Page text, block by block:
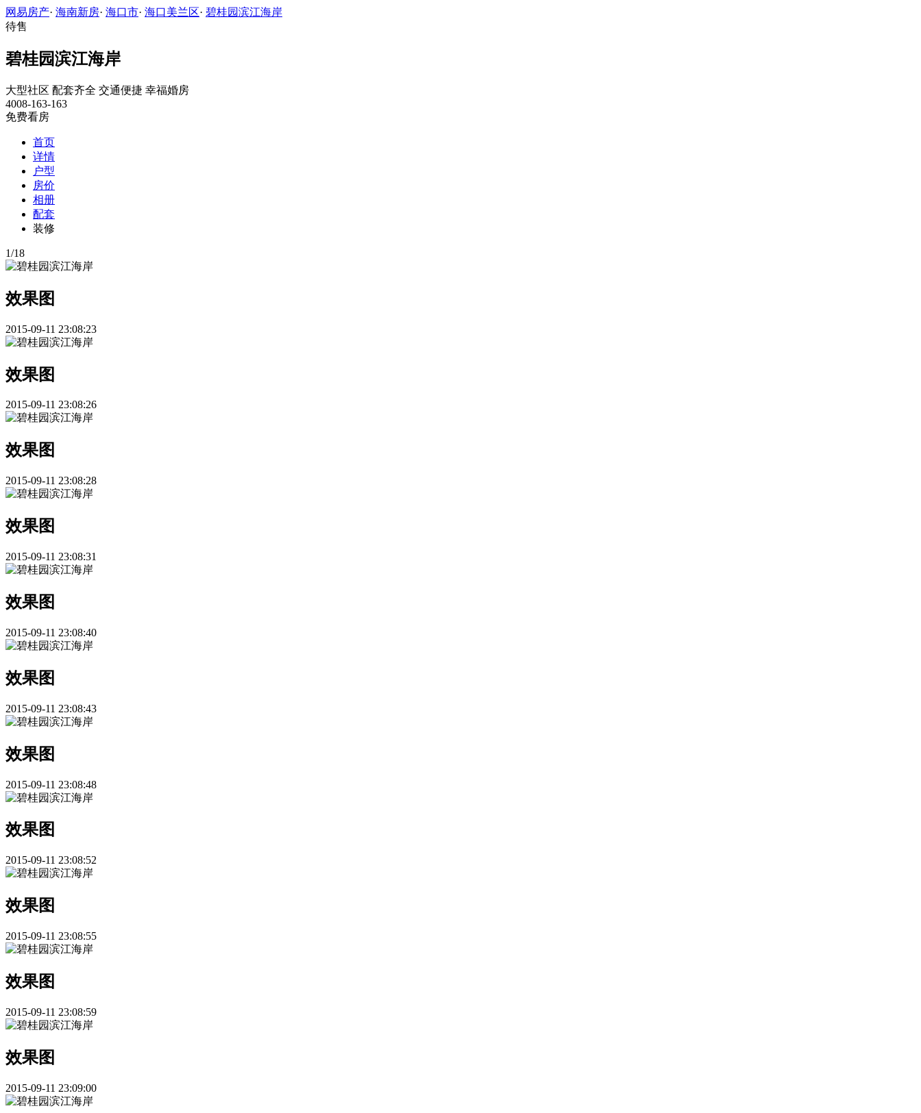
网易房产· 海南新房· 海口市· 海口美兰区· 碧桂园滨江海岸
待售
碧桂园滨江海岸
大型社区 配套齐全 交通便捷 幸福婚房
4008-163-163
免费看房
首页
详情
户型
房价
相册
配套
装修
1/18
效果图
2015-09-11 23:08:23
效果图
2015-09-11 23:08:26
效果图
2015-09-11 23:08:28
效果图
2015-09-11 23:08:31
效果图
2015-09-11 23:08:40
效果图
2015-09-11 23:08:43
效果图
2015-09-11 23:08:48
效果图
2015-09-11 23:08:52
效果图
2015-09-11 23:08:55
效果图
2015-09-11 23:08:59
效果图
2015-09-11 23:09:00